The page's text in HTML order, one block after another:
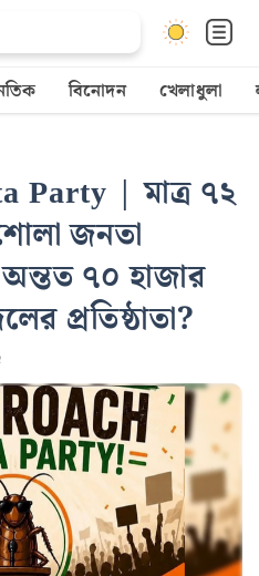
বিনোদন খেলাধুলা
Party | মাত্র ৭২
জনতা
৭০ হাজার
প্রতিষ্ঠাতা?